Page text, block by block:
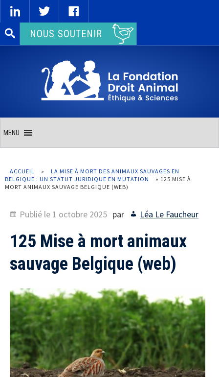
Rechercher :NOUS SOUTENIR
MENU
ACCUEIL »
LA MISE À MORT DES ANIMAUX SAUVAGES EN
BELGIQUE : UN STATUT JURIDIQUE EN MUTATION
» 125 MISE À
MORT ANIMAUX SAUVAGE BELGIQUE (WEB)
Publié le 1 octobre 2025 par Léa Le Faucheur
125 Mise à mort animaux
sauvage Belgique (web)